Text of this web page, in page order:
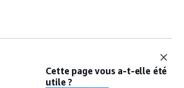
Cette page vous a-t-elle été
utile ?